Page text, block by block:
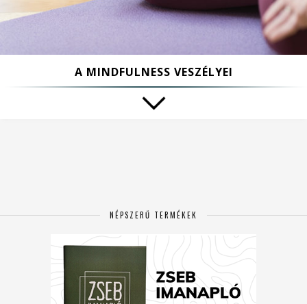
A MINDFULNESS VESZÉLYEI
NÉPSZERŰ TERMÉKEK